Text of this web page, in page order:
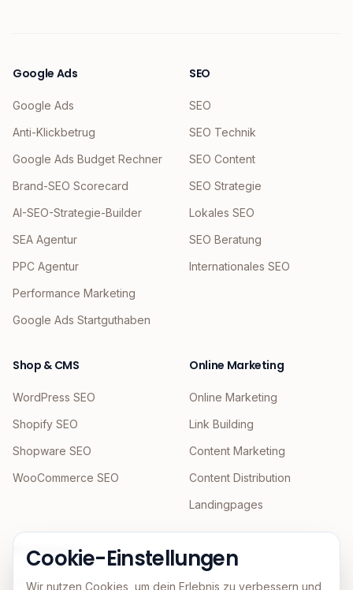
Google Ads
Google Ads
Anti-Klickbetrug
Google Ads Budget Rechner
Brand-SEO Scorecard
AI-SEO-Strategie-Builder
SEA Agentur
PPC Agentur
Performance Marketing
Google Ads Startguthaben
SEO
SEO
SEO Technik
SEO Content
SEO Strategie
Lokales SEO
SEO Beratung
Internationales SEO
Shop & CMS
WordPress SEO
Shopify SEO
Shopware SEO
WooCommerce SEO
Online Marketing
Online Marketing
Link Building
Content Marketing
Content Distribution
Landingpages
KI & Agentic
GEO
Cookie-Einstellungen
Wir nutzen Cookies, um dein Erlebnis zu verbessern und